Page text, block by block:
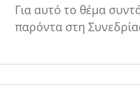
Για αυτό το θέμα
παρόντα στη